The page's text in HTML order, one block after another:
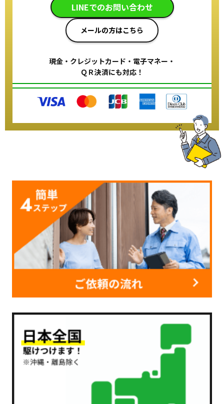
LINEでのお問い合わせ
メールの方はこちら
現金・クレジットカード・電子マネー・
ＱＲ決済にも対応！